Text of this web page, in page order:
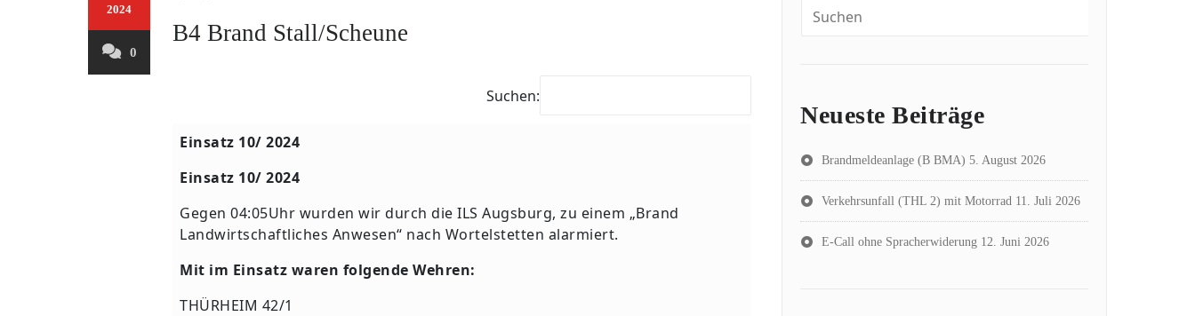
2024
0
B4 Brand Stall/Scheune
Suchen:
Einsatz 10/ 2024
Einsatz 10/ 2024
Gegen 04:05Uhr wurden wir durch die ILS Augsburg, zu einem „Brand
Landwirtschaftliches Anwesen“ nach Wortelstetten alarmiert.
Mit im Einsatz waren folgende Wehren:
THÜRHEIM 42/1
Neueste Beiträge
Brandmeldeanlage (B BMA) 5. August 2026
Verkehrsunfall (THL 2) mit Motorrad 11. Juli 2026
E-Call ohne Spracherwiderung 12. Juni 2026